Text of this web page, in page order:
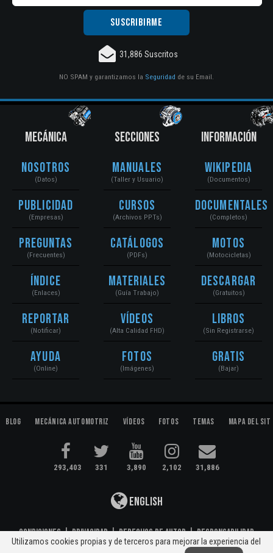
31,886 Suscritos
NO SPAM y garantizamos la Seguridad de su Email.
MECÁNICA
Nosotros
(Datos)
Publicidad
(Empresas)
Preguntas
(Frecuentes)
Índice
(Enlaces)
Reportar
(Notificar)
Ayuda
(Online)
SECCIONES
Manuales
(Taller y Usuario)
Cursos
(Archivos PPTs)
Catálogos
(PDFs)
Materiales
(Guía Trabajo)
Vídeos
(Alta Calidad FHD)
Fotos
(Imágenes)
INFORMACIÓN
Wikipedia
(Documentos)
Documentales
(Completos)
Motos
(Motocicletas)
Descargar
(Gratuitos)
Libros
(Sin Registrarse)
Gratis
(Bajar)
Blog Mecánica Automotriz Vídeos Fotos Temas Mapa del
293,403 331 3,890 2,102 31,886
English
Condiciones|Privacidad|Derechos de Autor|Responsabilidad
Utilizamos cookies propias y de terceros para mejorar la experiencia del